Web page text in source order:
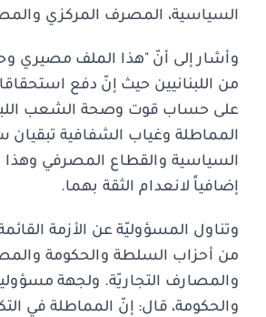
السياسية، المصرف المركزي
وأشار إلى أنّ "هذا الملف مصيري
من اللبنانيين حيث إنّ دفع
على حساب قوت وصحة الشعب
المماطلة وغياب الشفافية
السياسية والقطاع المصرفي
إضافياً لانعدام الثقة بهما.
وتناول المسؤوليّة عن الأزمة
من أحزاب السلطة والحكومة
والمصارف التجاريّة. ولجهة
والحكومة، قال: إنّ المماطلة في